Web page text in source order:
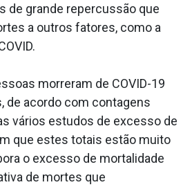
de grande repercussão que
a outros fatores, como a
morreram de COVID-19
de acordo com contagens
vários estudos de excesso de
que estes totais estão muito
o excesso de mortalidade
de mortes que